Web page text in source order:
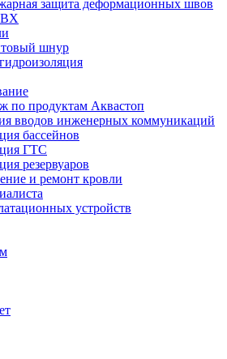
защита деформационных швов
шнур
по продуктам Аквастоп
вводов инженерных коммуникаций
бассейнов
ГТС
резервуаров
и ремонт кровли
устройств